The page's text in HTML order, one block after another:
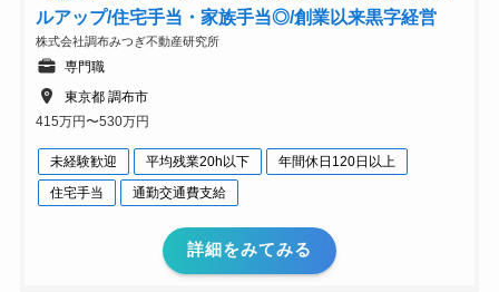
ルアップ/住宅手当・家族手当◎/創業以来黒字経営
株式会社調布みつぎ不動産研究所
専門職
東京都 調布市
415万円〜530万円
未経験歓迎 平均残業20h以下
年間休日120日以上
住宅手当
通勤交通費支給
詳細をみてみる